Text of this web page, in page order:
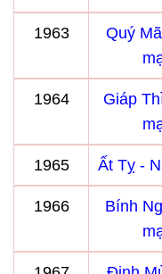
1963
Quý
1964
Giáp
1965 Ất Tỵ -
1966
Bính